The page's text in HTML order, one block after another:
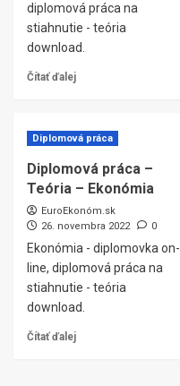
diplomová práca na
stiahnutie - teória
download.
Čítať ďalej
Diplomová práca
Diplomová práca –
Teória – Ekonómia
EuroEkonóm.sk
26. novembra 2022
0
Ekonómia - diplomovka on-
line, diplomová práca na
stiahnutie - teória
download.
Čítať ďalej